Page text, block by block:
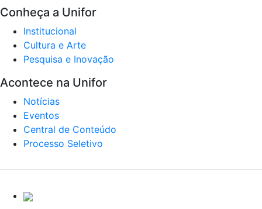
Conheça a Unifor
Institucional
Cultura e Arte
Pesquisa e Inovação
Acontece na Unifor
Notícias
Eventos
Central de Conteúdo
Processo Seletivo